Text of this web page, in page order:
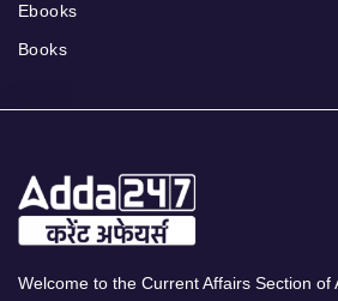
Ebooks
Books
Welcome to the Current Affairs Section of